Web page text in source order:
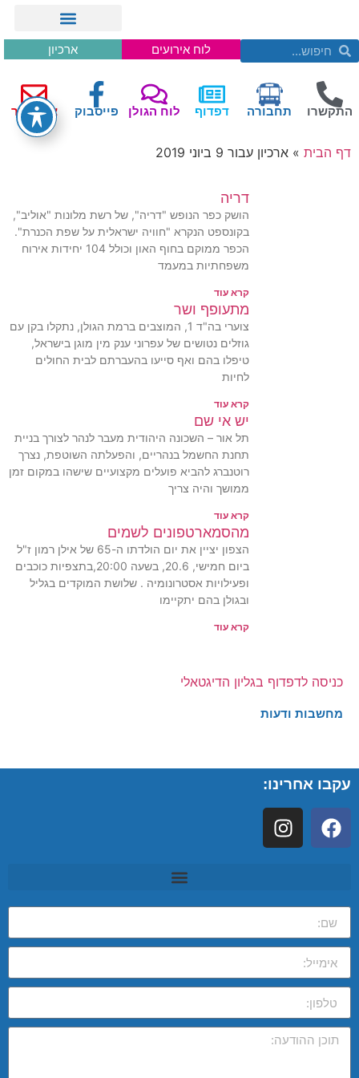
לוח אירועים ארכיון
התקשרו תחבורה דפדוף לוח הגולן פייסבוק צור קשר
דף הבית » ארכיון עבור 9 ביוני 2019
דריה
הושק כפר הנופש "דריה", של רשת מלונות "אוליב",
בקונספט הנקרא "חוויה ישראלית על שפת הכנרת".
הכפר ממוקם בחוף האון וכולל 104 יחידות אירוח
משפחתיות במעמד
קרא עוד
מתעופף ושר
צוערי בה"ד 1, המוצבים ברמת הגולן, נתקלו בקן עם
גוזלים נטושים של עפרוני ענק מין מוגן בישראל,
טיפלו בהם ואף סייעו בהעברתם לבית החולים
לחיות
קרא עוד
יש אי שם
תל אור – השכונה היהודית מעבר לנהר לצורך בניית
תחנת החשמל בנהריים, והפעלתה השוטפת, נצרך
רוטנברג להביא פועלים מקצועיים שישהו במקום זמן
ממושך והיה צריך
קרא עוד
מהסמארטפונים לשמים
הצפון יציין את יום הולדתו ה-65 של אילן רמון ז"ל
ביום חמישי, 20.6, בשעה 20:00,בתצפיות כוכבים
ופעילויות אסטרונומיה . שלושת המוקדים בגליל
ובגולן בהם יתקיימו
קרא עוד
כניסה לדפדוף בגליון הדיגטאלי
מחשבות ודעות
עקבו אחרינו: